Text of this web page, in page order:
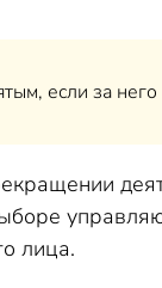
если за
лица.